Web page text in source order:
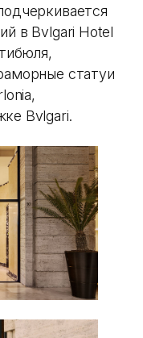
в Bvlgari Hotel
статуи
Bvlgari.